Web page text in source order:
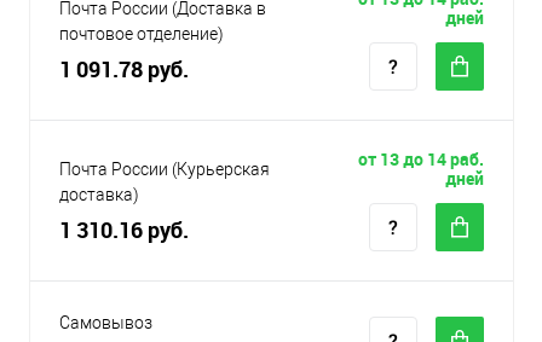
Почта России (Доставка в
почтовое отделение)
1 091.78 руб.
дней
Почта России (Курьерская
доставка)
1 310.16 руб.
от 13 до 14 раб.
дней
Самовывоз